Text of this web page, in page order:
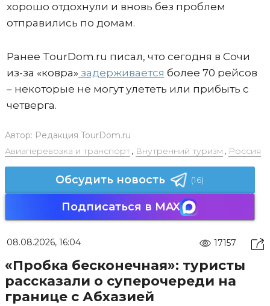
хорошо отдохнули и вновь без проблем
отправились по домам.
Ранее TourDom.ru писал, что сегодня в Сочи
из-за «ковра» задерживается более 70 рейсов
– некоторые не могут улететь или прибыть с
четверга.
Автор: Редакция TourDom.ru
Авиаперевозка и транспорт, Внутренний туризм , Россия
Обсудить новость (16)
Подписаться в MAX
08.08.2026, 16:04 17157
«Пробка бесконечная»: туристы
рассказали о суперочереди на
границе с Абхазией